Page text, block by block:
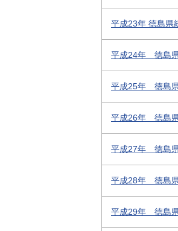
平成23年 徳島県
平成24年 徳島
平成25年 徳島
平成26年 徳島
平成27年 徳島
平成28年 徳島
平成29年 徳島